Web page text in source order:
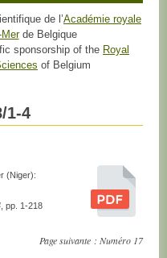
de l’Académie royale
de Belgique
sponsorship of the Royal
of Belgium
1-4
(Niger):
, pp. 1-218
Page suivante : Numéro 17